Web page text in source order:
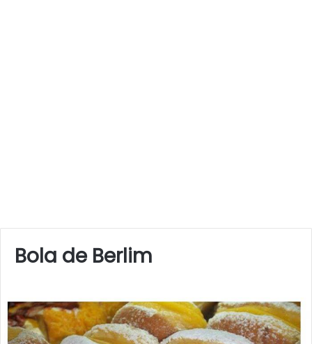
Bola de Berlim